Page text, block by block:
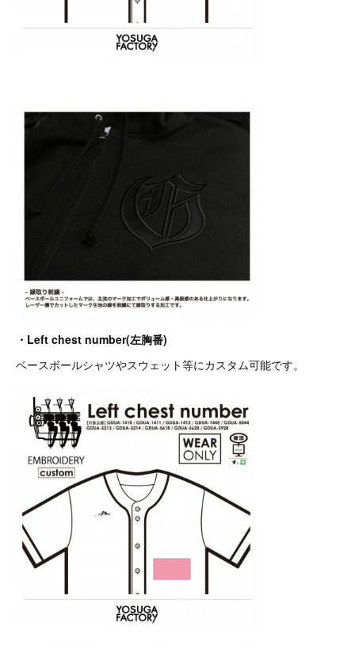
・Left chest number(左胸番)
ベースボールシャツやスウェット等にカスタム可能です。